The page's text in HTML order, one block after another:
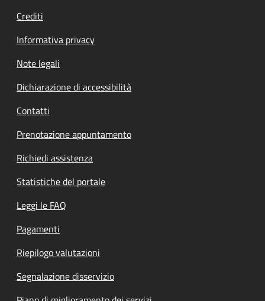
Crediti
Informativa privacy
Note legali
Dichiarazione di accessibilità
Contatti
Prenotazione appuntamento
Richiedi assistenza
Statistiche del portale
Leggi le FAQ
Pagamenti
Riepilogo valutazioni
Segnalazione disservizio